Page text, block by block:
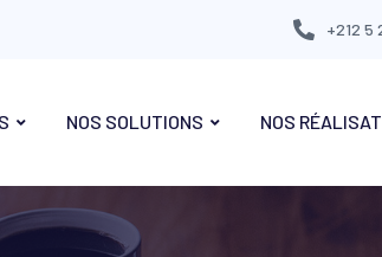
+212 5
NOS SOLUTIONS NOS